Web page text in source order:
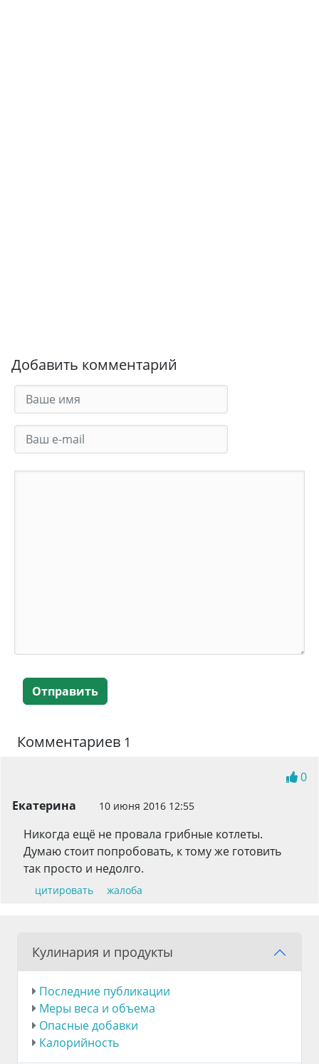
Добавить комментарий
Отправить
Комментариев 1
0
Екатерина
10 июня 2016 12:55
Никогда ещё не провала грибные котлеты.
Думаю стоит попробовать, к тому же готовить
так просто и недолго.
цитировать жалоба
Кулинария и продукты
Последние публикации
Меры веса и объема
Опасные добавки
Калорийность